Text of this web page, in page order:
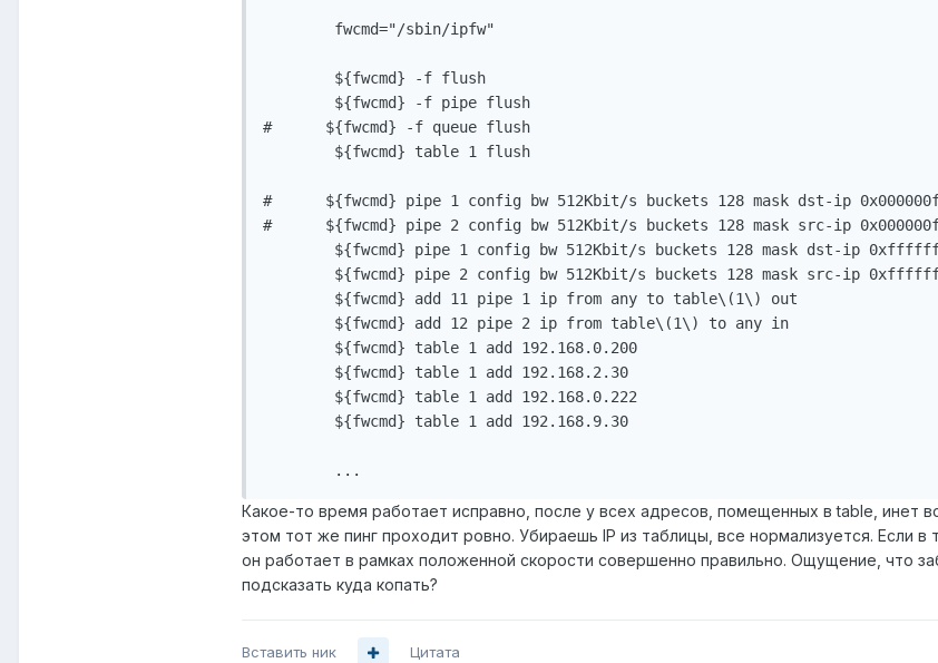
        fwcmd="/sbin/ipfw"
        ${fwcmd} -f flush
        ${fwcmd} -f pipe flush
#      ${fwcmd} -f queue flush
        ${fwcmd} table 1 flush
#      ${fwcmd} pipe 1 config bw 512Kbit/s buckets 128 mask dst-ip
#      ${fwcmd} pipe 2 config bw 512Kbit/s buckets 128 mask src-ip
${fwcmd} pipe 1 config bw 512Kbit/s buckets 128 mask dst-ip
${fwcmd} pipe 2 config bw 512Kbit/s buckets 128 mask src-ip
        ${fwcmd} add 11 pipe 1 ip from any to table\(1\) out
        ${fwcmd} add 12 pipe 2 ip from table\(1\) to any in
        ${fwcmd} table 1 add 192.168.0.200
        ${fwcmd} table 1 add 192.168.2.30
        ${fwcmd} table 1 add 192.168.0.222
        ${fwcmd} table 1 add 192.168.9.30
        ...
Какое-то время работает исправно, после у всех адресов, помещенных в table, инет
этом тот же пинг проходит ровно. Убираешь IP из таблицы, все нормализуется. Если
он работает в рамках положенной скорости совершенно правильно. Ощущение, что
подсказать куда копать?
Вставить ник Цитата